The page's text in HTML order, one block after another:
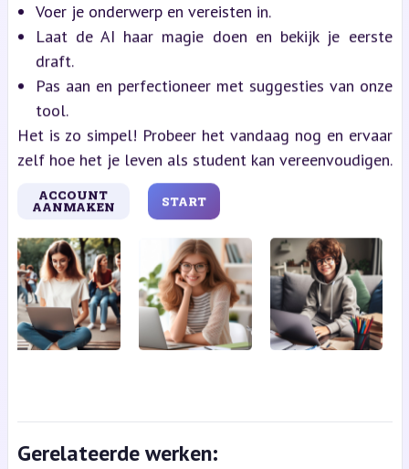
Voer je onderwerp en vereisten in.
Laat de AI haar magie doen en bekijk je eerste
draft.
Pas aan en perfectioneer met suggesties van onze
tool.
Het is zo simpel! Probeer het vandaag nog en ervaar
zelf hoe het je leven als student kan vereenvoudigen.
ACCOUNT
AANMAKEN START
Gerelateerde werken: